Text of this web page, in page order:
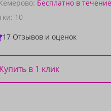
Бесплатно в
10
17 Отзывов и оценок
Купить в 1 клик